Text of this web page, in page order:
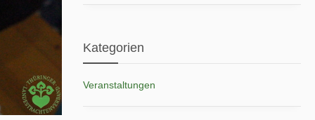
Kategorien
Veranstaltungen